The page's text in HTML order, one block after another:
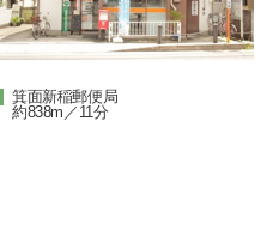
箕面新稲郵便局
約838m／11分